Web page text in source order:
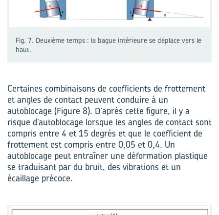
Fig. 7. Deuxième temps : la bague intérieure se déplace vers le
haut.
Certaines combinaisons de coefficients de frottement
et angles de contact peuvent conduire à un
autoblocage (Figure 8). D’après cette figure, il y a
risque d’autoblocage lorsque les angles de contact sont
compris entre 4 et 15 degrés et que le coefficient de
frottement est compris entre 0,05 et 0,4. Un
autoblocage peut entraîner une déformation plastique
se traduisant par du bruit, des vibrations et un
écaillage précoce.